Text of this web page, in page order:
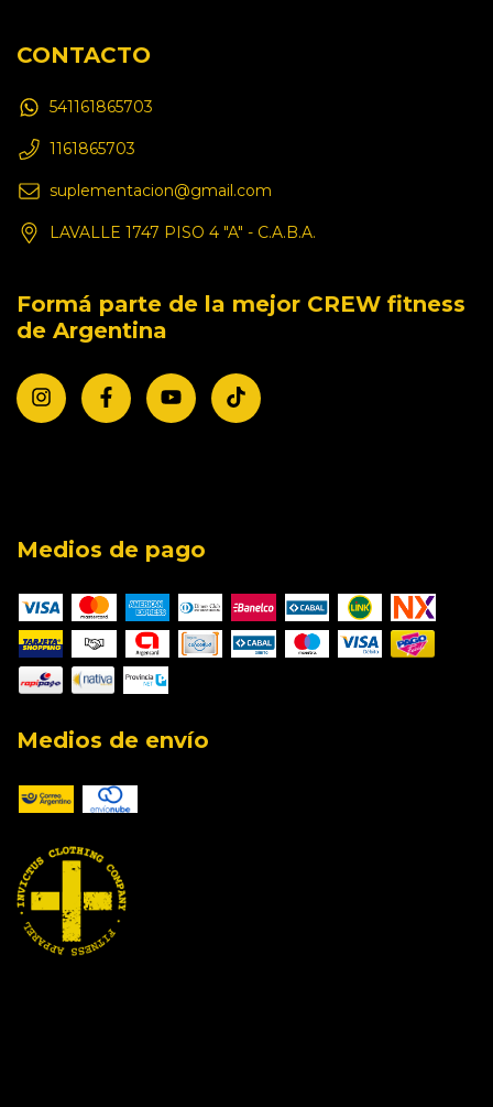
CONTACTO
541161865703
1161865703
suplementacion@gmail.com
LAVALLE 1747 PISO 4 "A" - C.A.B.A.
Formá parte de la mejor CREW fitness
de Argentina
Medios de pago
Medios de envío